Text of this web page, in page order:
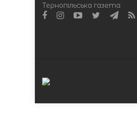
Тернопільська газета